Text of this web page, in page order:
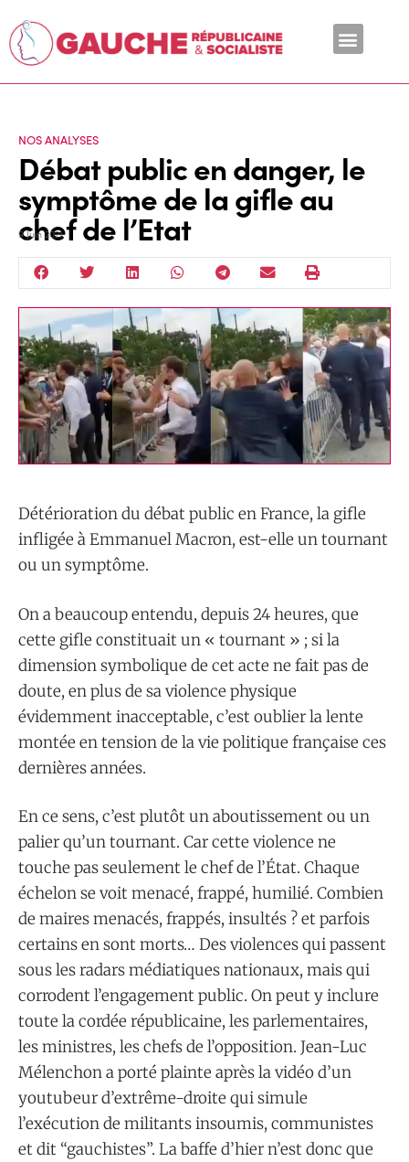
NOS ANALYSES
Débat public en danger, le
symptôme de la gifle au
chef de l’Etat
9 Juin 2021
Détérioration du débat public en France, la gifle
infligée à Emmanuel Macron, est-elle un tournant
ou un symptôme.
On a beaucoup entendu, depuis 24 heures, que
cette gifle constituait un « tournant » ; si la
dimension symbolique de cet acte ne fait pas de
doute, en plus de sa violence physique
évidemment inacceptable, c’est oublier la lente
montée en tension de la vie politique française ces
dernières années.
En ce sens, c’est plutôt un aboutissement ou un
palier qu’un tournant. Car cette violence ne
touche pas seulement le chef de l’État. Chaque
échelon se voit menacé, frappé, humilié. Combien
de maires menacés, frappés, insultés ? et parfois
certains en sont morts… Des violences qui passent
sous les radars médiatiques nationaux, mais qui
corrodent l’engagement public. On peut y inclure
toute la cordée républicaine, les parlementaires,
les ministres, les chefs de l’opposition. Jean-Luc
Mélenchon a porté plainte après la vidéo d’un
youtubeur d’extrême-droite qui simule
l’exécution de militants insoumis, communistes
et dit “gauchistes”. La baffe d’hier n’est donc que